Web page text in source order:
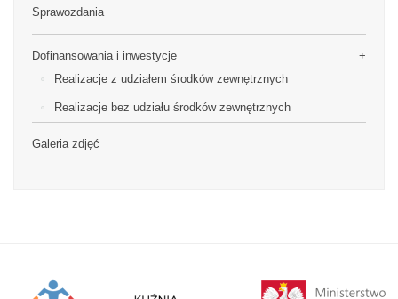
Sprawozdania
Dofinansowania i inwestycje
Realizacje z udziałem środków zewnętrznych
Realizacje bez udziału środków zewnętrznych
Galeria zdjęć